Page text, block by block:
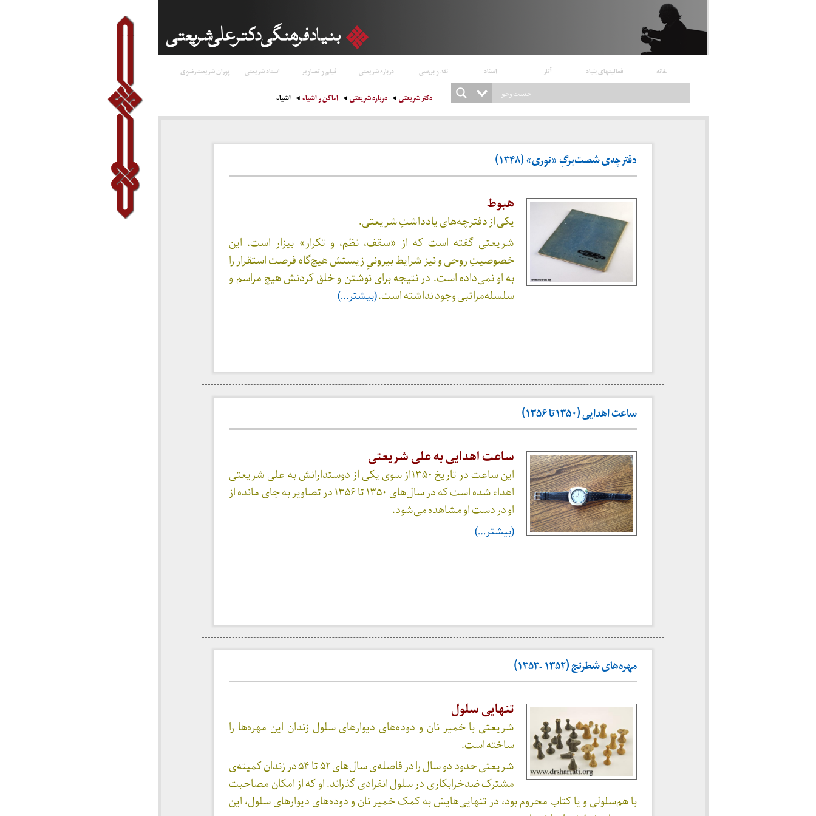
خانه فعالیتهای بنیاد آثار اسناد نقد و بررسی درباره شریعتی فیلم و تصاویر استاد شریعتی پوران شریعت‌رضوی
دکتر شریعتی درباره شریعتی اماکن و اشیاء اشیاء
دفترچه‌ی شصت‌برگِ «نوری» (۱۳۴۸)
هبوط
یکی از دفترچه‌های یادداشتِ شریعتی.
شریعتی گفته است که از «سقف، نظم، و تکرار» بیزار است. این
خصوصیتِ روحی و نیز شرایط بیرونیِ زیستش هیچ‌گاه فرصت استقرار را
به او نمی‌داده است. در نتیجه برای نوشتن و خلق کردنش هیچ مراسم و
سلسله‌مراتبی وجود نداشته است.(بیشتر…)
ساعت اهدایی (۱۳۵۰تا ۱۳۵۶)
ساعت اهدایی به علی شریعتی
این ساعت در تاریخ ۱۳۵۰از سوی یکی از دوستدارانش به علی شریعتی
اهداء شده است که در سال‌های ۱۳۵۰ تا ۱۳۵۶ در تصاویر به جای مانده از
او در دست او مشاهده می‌شود.
(بیشتر…)
مهره‌های شطرنج (۱۳۵۲ -۱۳۵۳)
تنهایی سلول
شریعتی با خمیر نان و دوده‌های دیوارهای سلول زندان این مهره‌ها را
ساخته است.
شریعتی حدود دو سال را در فاصله‌ی سال‌های ۵۲ تا ۵۴ در زندان کمیته‌ی
مشترک ضدخرابکاری در سلول انفرادی گذراند. او که از امکان مصاحبت
با هم‌سلولی و یا کتاب محروم بود، در تنهایی‌هایش به کمک خمیر نان و دوده‌های دیوارهای سلول، این